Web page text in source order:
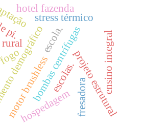
escola.
stress térmico
bombas centrífugas
hotel fazenda
hospedagemprojeto estrutural
motor brushless
pi.
ensino integral
fogo
fresadora
escolas.